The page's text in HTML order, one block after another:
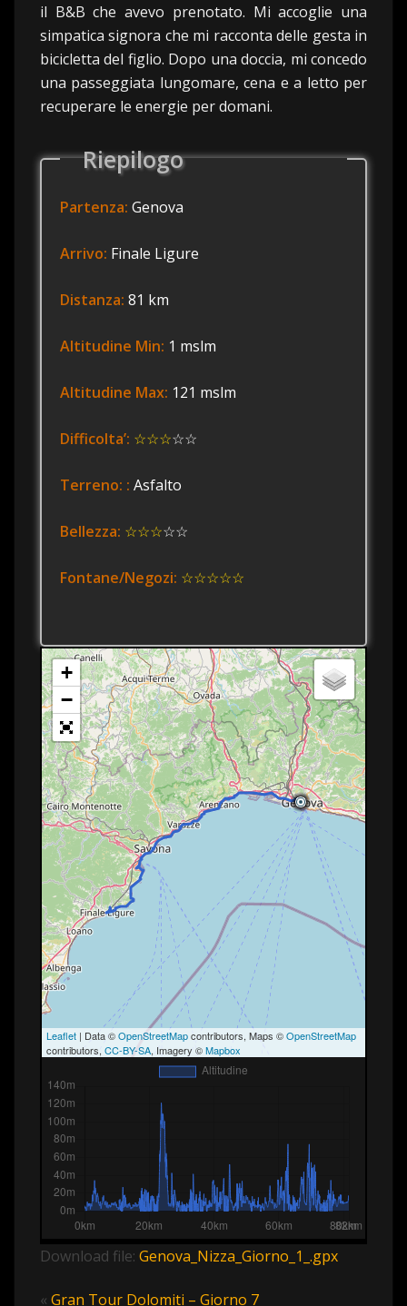
il B&B che avevo prenotato. Mi accoglie una
simpatica signora che mi racconta delle gesta in
bicicletta del figlio. Dopo una doccia, mi concedo
una passeggiata lungomare, cena e a letto per
recuperare le energie per domani.
Riepilogo
Partenza: Genova
Arrivo: Finale Ligure
Distanza: 81 km
Altitudine Min: 1 mslm
Altitudine Max: 121 mslm
Difficolta’: ☆☆☆☆☆
Terreno: : Asfalto
Bellezza: ☆☆☆☆☆
Fontane/Negozi: ☆☆☆☆☆
+
−
Leaflet | Data ©OpenStreetMapcontributors, Maps ©OpenStreetMap
contributors, CC-BY-SA, Imagery ©Mapbox
Download file: Genova_Nizza_Giorno_1_.gpx
« Gran Tour Dolomiti – Giorno 7